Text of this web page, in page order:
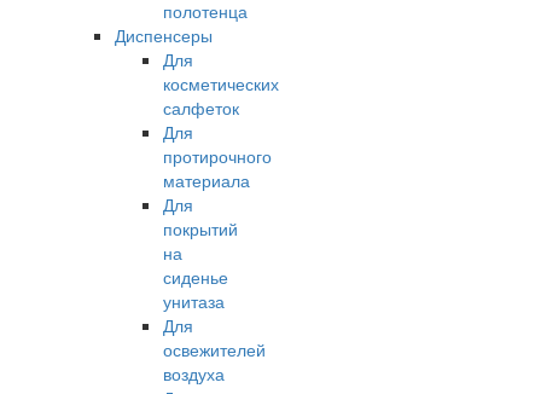
полотенца
Диспенсеры
Для
косметических
салфеток
Для
протирочного
материала
Для
покрытий
на
сиденье
унитаза
Для
освежителей
воздуха